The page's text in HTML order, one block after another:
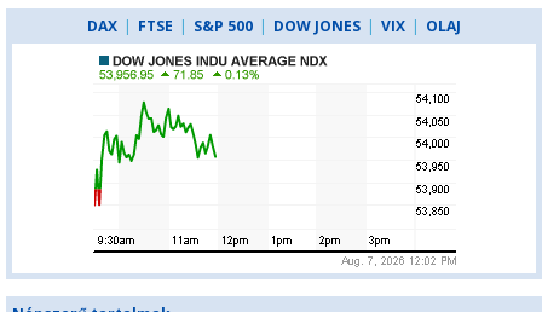
DAX | FTSE | S&P 500 | DOW JONES | VIX | OLAJ